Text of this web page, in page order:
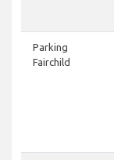
Parking
Fairchild